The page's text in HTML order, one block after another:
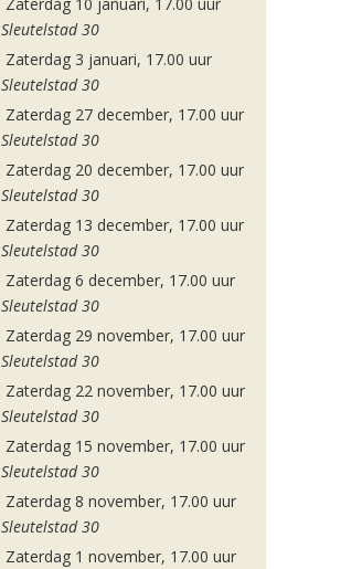
Sleutelstad 30
Zaterdag 3 januari, 17.00 uur
Sleutelstad 30
Zaterdag 27 december, 17.00 uur
Sleutelstad 30
Zaterdag 20 december, 17.00 uur
Sleutelstad 30
Zaterdag 13 december, 17.00 uur
Sleutelstad 30
Zaterdag 6 december, 17.00 uur
Sleutelstad 30
Zaterdag 29 november, 17.00 uur
Sleutelstad 30
Zaterdag 22 november, 17.00 uur
Sleutelstad 30
Zaterdag 15 november, 17.00 uur
Sleutelstad 30
Zaterdag 8 november, 17.00 uur
Sleutelstad 30
Zaterdag 1 november, 17.00 uur